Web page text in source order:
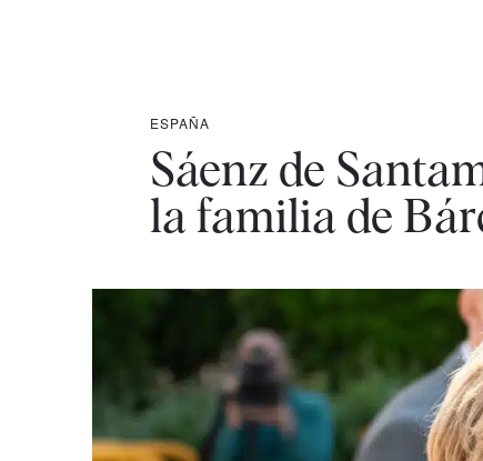
ESPAÑA
Sáenz de
la familia de